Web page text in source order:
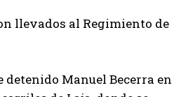
llevados al Regimiento de
detenido Manuel Becerra en